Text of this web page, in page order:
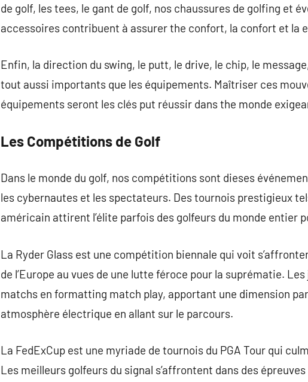
de golf, les tees, le gant de golf, nos chaussures de golfing et
accessoires contribuent à assurer the confort, la confort et la
Enfin, la direction du swing, le putt, le drive, le chip, le
tout aussi importants que les équipements. Maîtriser ces
équipements seront les clés put réussir dans the monde
Les Compétitions de Golf
Dans le monde du golf, nos compétitions sont dieses
les cybernautes et les spectateurs. Des tournois prestigieux
américain attirent l’élite parfois des golfeurs du monde entier
La Ryder Glass est une compétition biennale qui voit
de l’Europe au vues de une lutte féroce pour la suprématie.
matchs en formatting match play, apportant une dimension
atmosphère électrique en allant sur le parcours.
La FedExCup est une myriade de tournois du PGA Tour qui
Les meilleurs golfeurs du signal s’affrontent dans des